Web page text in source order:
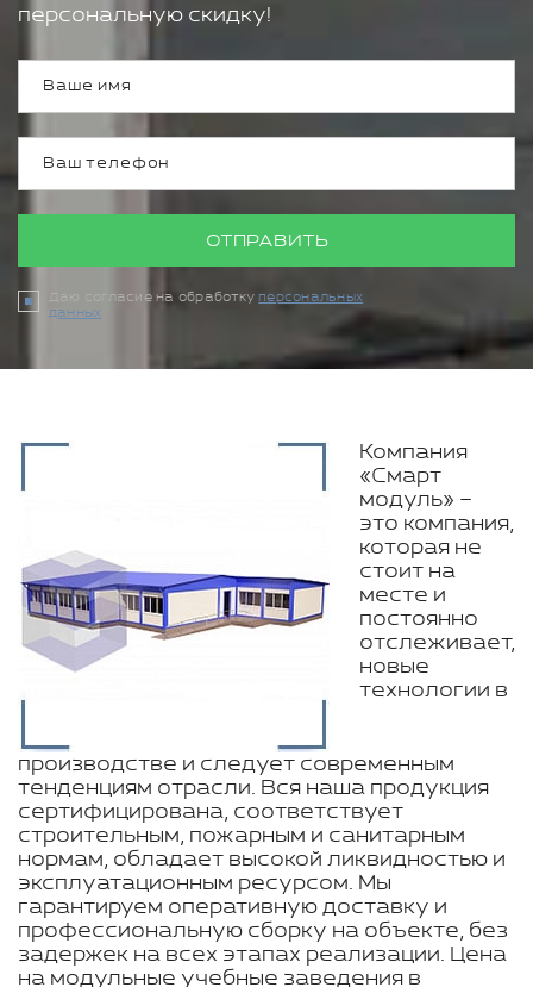
персональную скидку!
ОТПРАВИТЬ
Даю согласие на обработкуперсональных
данных
Компания
«Смарт
модуль» –
это компания,
которая не
стоит на
месте и
постоянно
отслеживает,
новые
технологии в
производстве и следует современным
тенденциям отрасли. Вся наша продукция
сертифицирована, соответствует
строительным, пожарным и санитарным
нормам, обладает высокой ликвидностью и
эксплуатационным ресурсом. Мы
гарантируем оперативную доставку и
профессиональную сборку на объекте, без
задержек на всех этапах реализации. Цена
на модульные учебные заведения в